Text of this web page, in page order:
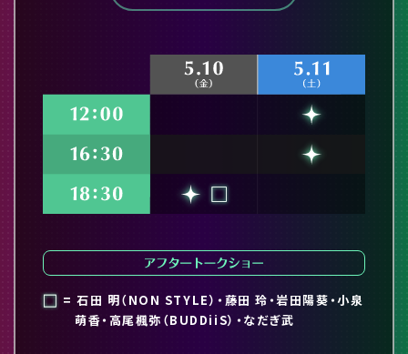
= 石田 明（NON STYLE）・藤田 玲・岩田陽葵・小泉
萌香・高尾楓弥（BUDDiiS）・なだぎ武